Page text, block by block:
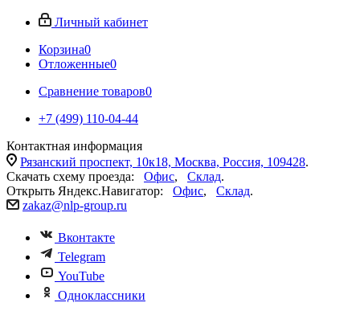
Личный кабинет
Корзина0
Отложенные0
Сравнение товаров0
+7 (499) 110-04-44
Контактная информация
Рязанский проспект, 10к18, Москва, Россия, 109428.
Скачать схему проезда: Офис, Склад.
Открыть Яндекс.Навигатор: Офис, Склад.
zakaz@nlp-group.ru
Вконтакте
Telegram
YouTube
Одноклассники